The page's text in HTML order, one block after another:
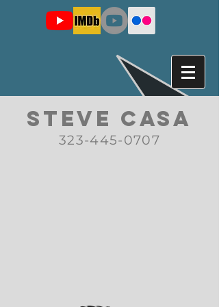
STEVE CASA
323-445-0707